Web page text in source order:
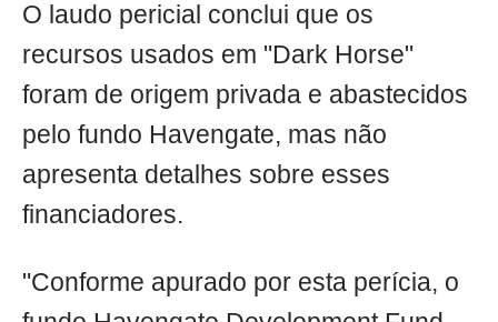
O laudo pericial conclui que os
recursos usados em "Dark Horse"
foram de origem privada e abastecidos
pelo fundo Havengate, mas não
apresenta detalhes sobre esses
financiadores.
"Conforme apurado por esta perícia, o